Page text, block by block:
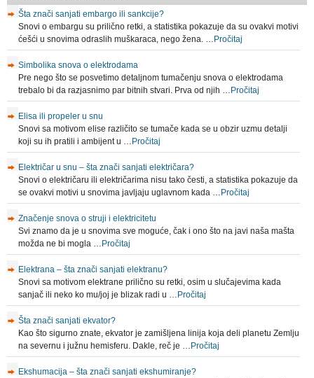
Šta znači sanjati embargo ili sankcije?
Snovi o embargu su prilično retki, a statistika pokazuje da su ovakvi motivi
ćešći u snovima odraslih muškaraca, nego žena. … Pročitaj
Simbolika snova o elektrodama
Pre nego što se posvetimo detaljnom tumačenju snova o elektrodama
trebalo bi da razjasnimo par bitnih stvari. Prva od njih … Pročitaj
Elisa ili propeler u snu
Snovi sa motivom elise različito se tumače kada se u obzir uzmu detalji
koji su ih pratili i ambijent u … Pročitaj
Električar u snu – šta znači sanjati električara?
Snovi o električaru ili električarima nisu tako česti, a statistika pokazuje da
se ovakvi motivi u snovima javljaju uglavnom kada … Pročitaj
Značenje snova o struji i elektricitetu
Svi znamo da je u snovima sve moguće, čak i ono što na javi naša mašta
možda ne bi mogla … Pročitaj
Elektrana – šta znači sanjati elektranu?
Snovi sa motivom elektrane prilično su retki, osim u slučajevima kada
sanjač ili neko ko mu/joj je blizak radi u … Pročitaj
Šta znači sanjati ekvator?
Kao što sigurno znate, ekvator je zamišljena linija koja deli planetu Zemlju
na severnu i južnu hemisferu. Dakle, reč je … Pročitaj
Ekshumacija – šta znači sanjati ekshumiranje?